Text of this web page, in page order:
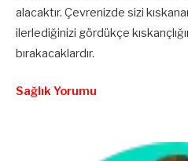
alacaktır. Çevrenizde sizi
ilerlediğinizi gördükçe
bırakacaklardır.
Sağlık Yorumu